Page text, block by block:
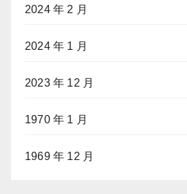
2024 年 2 月
2024 年 1 月
2023 年 12 月
1970 年 1 月
1969 年 12 月